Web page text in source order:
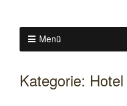
Menü
Kategorie: Hotel